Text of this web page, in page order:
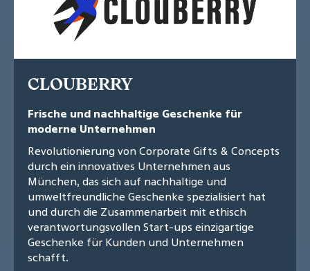
CLOUBERRY
Frische und nachhaltige Geschenke für
moderne Unternehmen
Revolutionierung von Corporate Gifts & Concepts
durch ein innovatives Unternehmen aus
München, das sich auf nachhaltige und
umweltfreundliche Geschenke spezialisiert hat
und durch die Zusammenarbeit mit ethisch
verantwortungsvollen Start-ups einzigartige
Geschenke für Kunden und Unternehmen
schafft.